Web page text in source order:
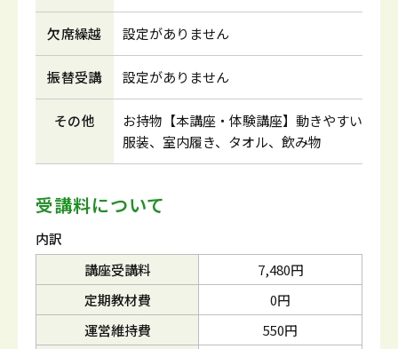
欠席繰越 設定がありません
振替受講 設定がありません
その他
お持物【本講座・体験講座】動きやすい
服装、室内履き、タオル、飲み物
受講料について
内訳
講座受講料
7,480円
定期教材費
0円
運営維持費
550円